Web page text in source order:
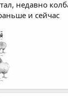
недавно
и сейчас